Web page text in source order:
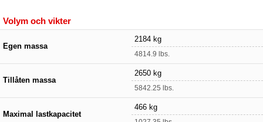
Volym och vikter
Egen massa
2184 kg
4814.9 lbs.
Tillåten massa
2650 kg
5842.25 lbs.
Maximal lastkapacitet
466 kg